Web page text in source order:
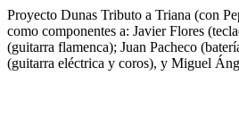
Proyecto Dunas Tributo a Triana (con
como componentes a: Javier Flores
(guitarra flamenca); Juan Pacheco
(guitarra eléctrica y coros), y Miguel